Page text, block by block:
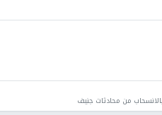
من محادثات جنيف